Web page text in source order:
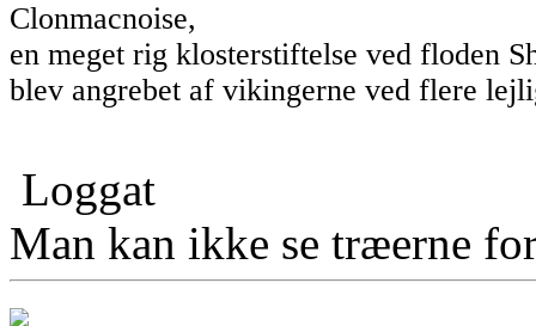
Clonmacnoise,
en meget rig klosterstiftelse ved floden
blev angrebet af vikingerne ved flere
Loggat
Man kan ikke se træerne